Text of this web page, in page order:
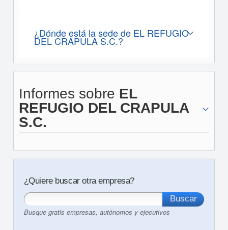
¿Dónde está la sede de EL REFUGIO
DEL CRAPULA S.C.?
Informes sobre EL
REFUGIO DEL CRAPULA
S.C.
¿Quiere buscar otra empresa?
Busque gratis empresas, autónomos y ejecutivos